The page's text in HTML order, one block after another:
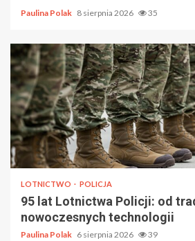
Paulina Polak 8 sierpnia 2026 35
LOTNICTWO POLICJA
95 lat Lotnictwa Policji: od
nowoczesnych technologii
Paulina Polak 6 sierpnia 2026 39